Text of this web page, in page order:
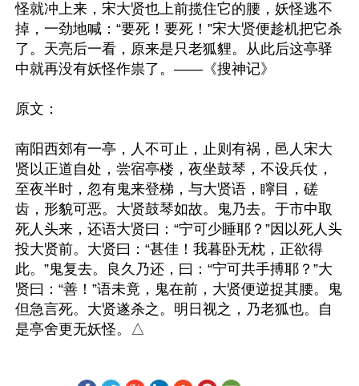
怪就冲上来，宋大贤也上前揽住它的腰，妖怪逃不
掉，一劲地喊：“要死！要死！”宋大贤便趁机把它杀
了。天亮后一看，原来是只老狐貍。从此后这亭驿
中就再没有妖怪作祟了。——《搜神记》
原文：
南阳西郊有一亭，人不可止，止则有祸，邑人宋大
贤以正道自处，尝宿亭楼，夜坐鼓琴，不设兵仗，
至夜半时，忽有鬼来登梯，与大贤语，矃目，磋
齿，形貌可恶。大贤鼓琴如故。鬼乃去。于市中取
死人头来，还语大贤曰：“宁可少睡耶？”因以死人头
投大贤前。大贤曰：“甚佳！我暮卧无枕，正欲得
此。”鬼复去。良久乃还，曰：“宁可共手搏耶？”大
贤曰：“善！”语未竟，鬼在前，大贤便逆捉其腰。鬼
但急言死。大贤遂杀之。明日视之，乃老狐也。自